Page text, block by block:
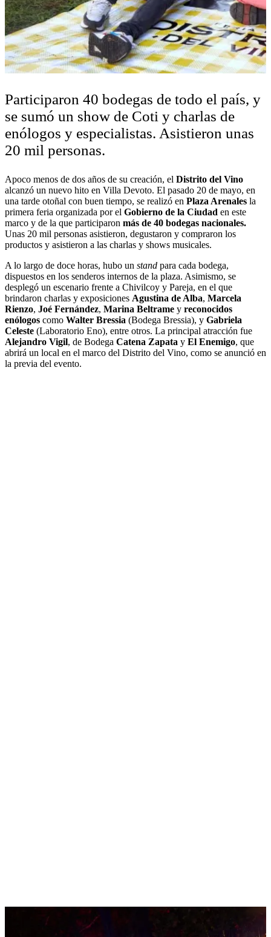
Participaron 40 bodegas de todo el país, y
se sumó un show de Coti y charlas de
enólogos y especialistas. Asistieron unas
20 mil personas.
Apoco menos de dos años de su creación, el Distrito del Vino
alcanzó un nuevo hito en Villa Devoto. El pasado 20 de mayo, en
una tarde otoñal con buen tiempo, se realizó en Plaza Arenales la
primera feria organizada por el Gobierno de la Ciudad en este
marco y de la que participaron más de 40 bodegas nacionales.
Unas 20 mil personas asistieron, degustaron y compraron los
productos y asistieron a las charlas y shows musicales.
A lo largo de doce horas, hubo un stand para cada bodega,
dispuestos en los senderos internos de la plaza. Asimismo, se
desplegó un escenario frente a Chivilcoy y Pareja, en el que
brindaron charlas y exposiciones Agustina de Alba, Marcela
Rienzo, Joé Fernández, Marina Beltrame y reconocidos
enólogos como Walter Bressia (Bodega Bressia), y Gabriela
Celeste (Laboratorio Eno), entre otros. La principal atracción fue
Alejandro Vigil, de Bodega Catena Zapata y El Enemigo, que
abrirá un local en el marco del Distrito del Vino, como se anunció en
la previa del evento.